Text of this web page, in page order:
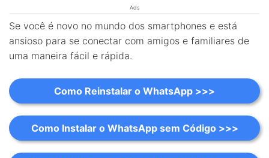
Ads
Se você é novo no mundo dos smartphones e está
ansioso para se conectar com amigos e familiares de
uma maneira fácil e rápida.
Como Reinstalar o WhatsApp >>>
Como Instalar o WhatsApp sem Código >>>